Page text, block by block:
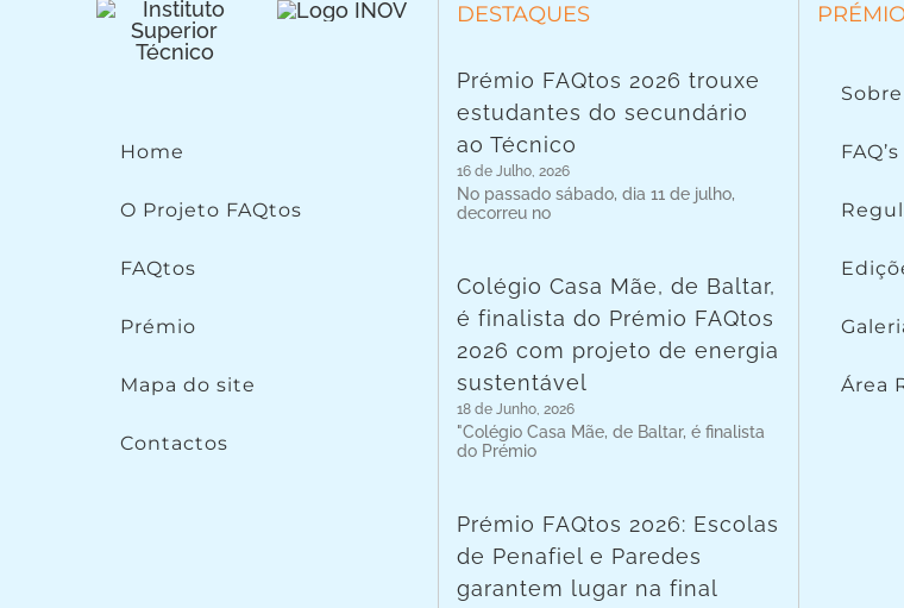
Home
O Projeto FAQtos
FAQtos
Prémio
Mapa do site
Contactos
DESTAQUES
Prémio FAQtos 2026 trouxe
estudantes do secundário
ao Técnico
16 de Julho, 2026
No passado sábado, dia 11 de julho,
decorreu no
Colégio Casa Mãe, de Baltar,
é finalista do Prémio FAQtos
2026 com projeto de energia
sustentável
18 de Junho, 2026
"Colégio Casa Mãe, de Baltar, é finalista
do Prémio
Prémio FAQtos 2026: Escolas
de Penafiel e Paredes
garantem lugar na final
FAQ’s
Área